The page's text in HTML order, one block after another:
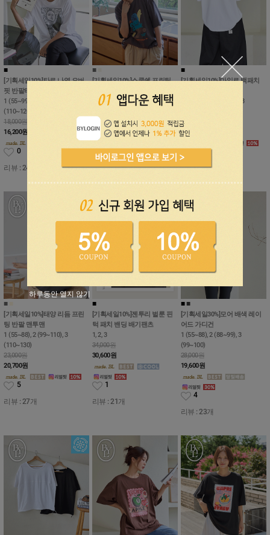
■
[기획세일10%]타로 나염 오버
핏 반팔티
1 (55~99), 2 (100~110), 3
(110~120)
18,000원
16,200원
0
리뷰 : 24개
■
[기획세일10%]스쿱쉑 프린팅
1 (55~88), 2 (99~110), 3
18,000원
16,200원
2
■
[기획세일10%]마일로 백패치
1 (55~88), 2 (99~110), 3
19,000원
17,000
2
리뷰 : 25개
■
[기획세일10%]태양 리듬 프린
팅 반팔 맨투맨
1 (55~88), 2 (99~110), 3
(110~130)
23,000원
20,700원
5
리뷰 : 27개
■
[기획세일10%]젠투리 벌룬 핀
턱 패치 밴딩 배기팬츠
1, 2, 3
34,000원
30,600원
1
리뷰 : 21개
■ ■
[기획세일30%]모어 배색 레이
어드 가디건
1 (55~88), 2 (88~99), 3
(99~100)
28,000원
19,600원
4
리뷰 : 23개
하루동안 열지 않기